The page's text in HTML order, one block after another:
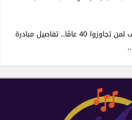
وظائف لمن تجاوزوا 40 عامًا.. تفاصيل مبادرة